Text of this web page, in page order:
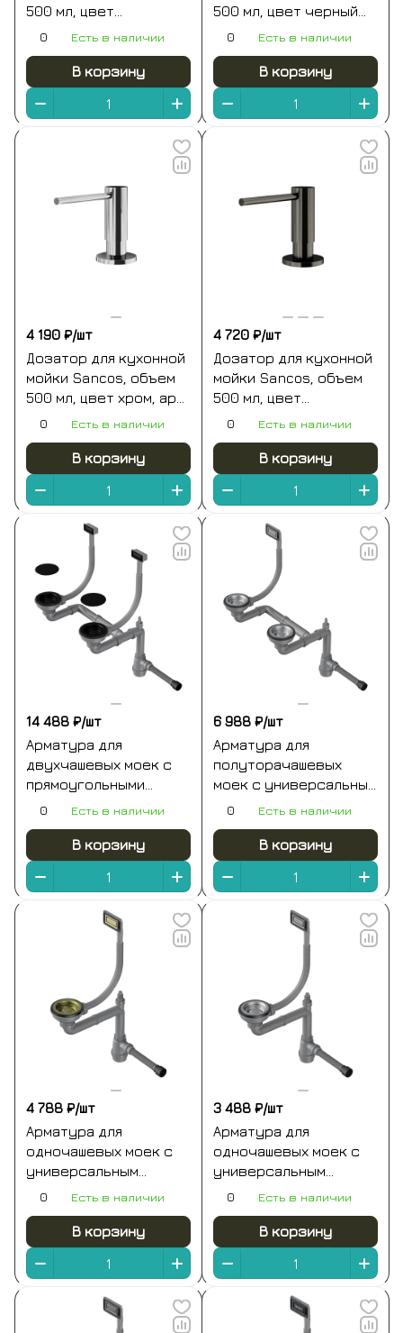
500 мл, цвет
брашированное
SC40100BG
0 Есть в наличии
В корзину
500 мл, цвет черный
матовый, арт.
0 Есть в наличии
В корзину
4 190 ₽/шт
Дозатор для кухонной
мойки Sancos, объем
500 мл, цвет хром, арт.
SC40100CH
0 Есть в наличии
В корзину
4 720 ₽/шт
Дозатор для кухонной
мойки Sancos, объем
500 мл, цвет
вороненая сталь, арт.
0 Есть в наличии
В корзину
14 488 ₽/шт
Арматура для
двухчашевых моек с
прямоугольными
переливами и
элементами для
корзины графит
omoikiri wk-2c-gb
0 Есть в наличии
В корзину
6 988 ₽/шт
Арматура для
полуторачашевых
моек с универсальным
прямоугольным
нержавеющая сталь
omoikiri wk-1.5-un-in
0 Есть в наличии
В корзину
4 788 ₽/шт
Арматура для
одночашевых моек с
универсальным
прямоугольным
светлое omoikiri wk-1-
un-lg
0 Есть в наличии
В корзину
3 488 ₽/шт
Арматура для
одночашевых моек с
универсальным
прямоугольным
нержавеющая сталь
omoikiri wk-1-un-in
0 Есть в наличии
В корзину